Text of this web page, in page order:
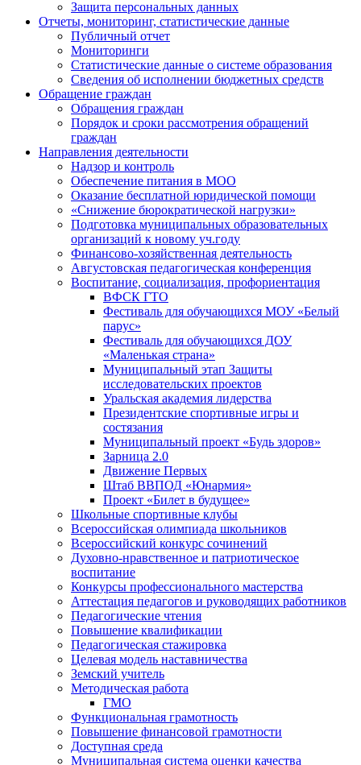
Защита персональных данных
Отчеты, мониторинг, статистические данные
Публичный отчет
Мониторинги
Статистические данные о системе образования
Сведения об исполнении бюджетных средств
Обращение граждан
Обращения граждан
Порядок и сроки рассмотрения обращений
граждан
Направления деятельности
Надзор и контроль
Обеспечение питания в МОО
Оказание бесплатной юридической помощи
«Снижение бюрократической нагрузки»
Подготовка муниципальных образовательных
организаций к новому уч.году
Финансово-хозяйственная деятельность
Августовская педагогическая конференция
Воспитание, социализация, профориентация
ВФСК ГТО
Фестиваль для обучающихся МОУ «Белый
парус»
Фестиваль для обучающихся ДОУ
«Маленькая страна»
Муниципальный этап Защиты
исследовательских проектов
Уральская академия лидерства
Президентские спортивные игры и
состязания
Муниципальный проект «Будь здоров»
Зарница 2.0
Движение Первых
Штаб ВВПОД «Юнармия»
Проект «Билет в будущее»
Школьные спортивные клубы
Всероссийская олимпиада школьников
Всероссийский конкурс сочинений
Духовно-нравственное и патриотическое
воспитание
Конкурсы профессионального мастерства
Аттестация педагогов и руководящих работников
Педагогические чтения
Повышение квалификации
Педагогическая стажировка
Целевая модель наставничества
Земский учитель
Методическая работа
ГМО
Функциональная грамотность
Повышение финансовой грамотности
Доступная среда
Муниципальная система оценки качества